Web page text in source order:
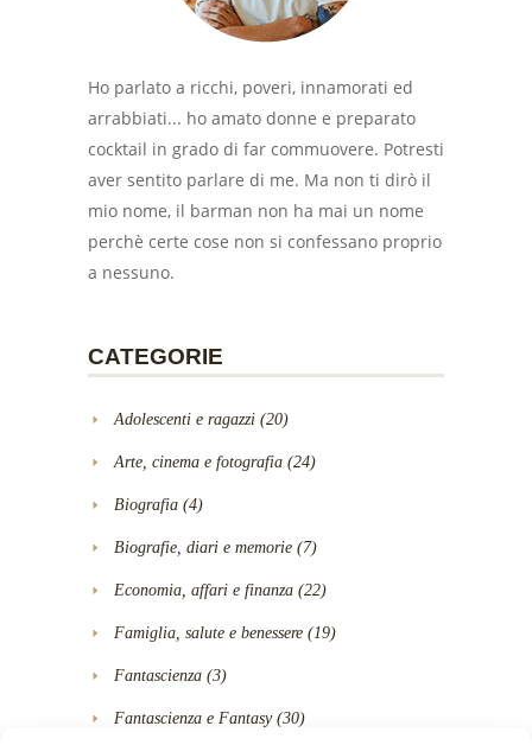
Ho parlato a ricchi, poveri, innamorati ed
arrabbiati... ho amato donne e preparato
cocktail in grado di far commuovere. Potresti
aver sentito parlare di me. Ma non ti dirò il
mio nome, il barman non ha mai un nome
perchè certe cose non si confessano proprio
a nessuno.
CATEGORIE
Adolescenti e ragazzi (20)
Arte, cinema e fotografia (24)
Biografia (4)
Biografie, diari e memorie (7)
Economia, affari e finanza (22)
Famiglia, salute e benessere (19)
Fantascienza (3)
Fantascienza e Fantasy(30)